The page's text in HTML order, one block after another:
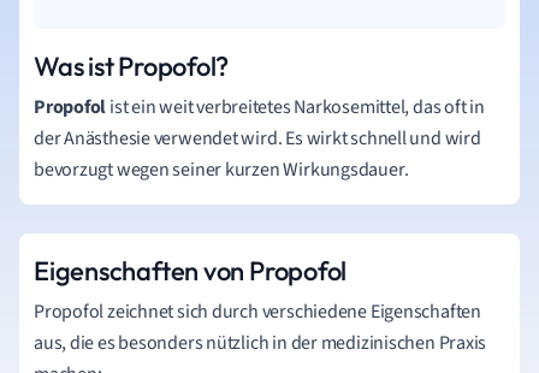
Was ist Propofol?
Propofolist ein weit verbreitetes Narkosemittel, das oft in
der Anästhesie verwendet wird. Es wirkt schnell und wird
bevorzugt wegen seiner kurzen Wirkungsdauer.
Eigenschaften von Propofol
Propofol zeichnet sich durch verschiedene Eigenschaften
aus, die es besonders nützlich in der medizinischen Praxis